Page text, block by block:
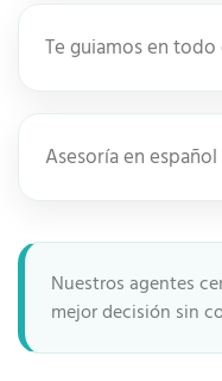
Te guiamos en
Asesoría en español
Nuestros agentes
mejor decisión sin